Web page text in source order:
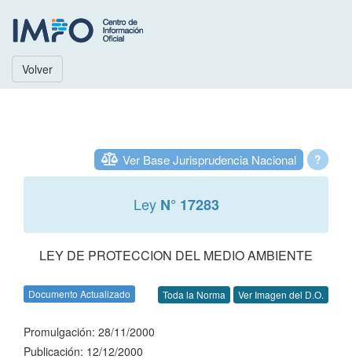
Volver
?
Ver Base Jurisprudencia Nacional
Ley N° 17283
LEY DE PROTECCION DEL MEDIO AMBIENTE
Documento Actualizado Toda la Norma Ver Imagen del D.O.
Promulgación: 28/11/2000
Publicación: 12/12/2000